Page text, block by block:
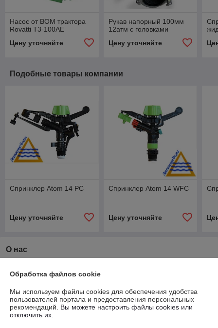
Насос от ВОМ трактора
Rovatti T3-100AE
Цену уточняйте
Рукав напорный 100мм
12атм с головками
Цену уточняйте
Подобные товары компании
Спринклер Atom 14 PC
Цену уточняйте
Спринклер Atom 14 WFC
Цену уточняйте
О нас
Менее 5 отзывов за последний год
Работает с 26.02.2014
г. Жлобин
Микрорайон 20, дом 31, второй этаж, Жлобин, Беларусь
Обработка файлов cookie
Мы используем файлы cookies для обеспечения удобства
пользователей портала и предоставления персональных
рекомендаций. Вы можете настроить файлы cookies или
отключить их.